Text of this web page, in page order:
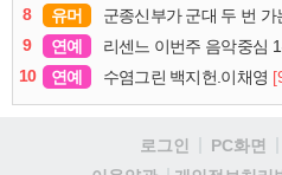
8
유머 군종신부가 군대 두 번 가
9
연예 리센느 이번주 음악중심 1
10
연예 수염그린 백지헌.이채영
로그인 PC화면